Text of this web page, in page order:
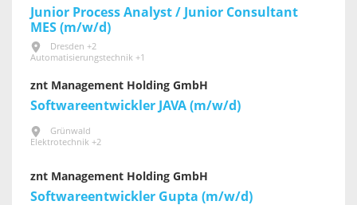
Junior Process Analyst / Junior Consultant
MES (m/w/d)
Dresden +2
Automatisierungstechnik +1
znt Management Holding GmbH
Softwareentwickler JAVA (m/w/d)
Grünwald
Elektrotechnik +2
znt Management Holding GmbH
Softwareentwickler Gupta (m/w/d)